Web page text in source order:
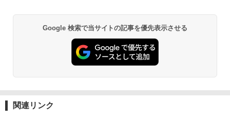
2
【純正品】Xbox ワイヤレス コントロー
ラー (ロボット ホワイト)
【純正品】Xbox ワイヤレス コントロー
窩座再来 通常版 [DVD]
￥3,523
Google 検索で当サイトの記事を優先表示させる
関連リンク